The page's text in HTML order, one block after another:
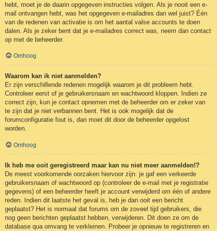
hebt, moet je de daarin opgegeven instructies volgen. Als je nooit een e-
mail ontvangen hebt, was het opgegeven e-mailadres dan wel juist? Één
van de redenen van activatie is om het aantal valse accounts te doen
dalen. Als je zeker bent dat je e-mailadres correct was, neem dan contact
op met de beheerder.
Omhoog
Waarom kan ik niet aanmelden?
Er zijn verschillende redenen mogelijk waarom je dit probleem hebt.
Controleer eerst of je gebruikersnaam en wachtwoord kloppen. Indien ze
correct zijn, kun je contact opnemen met de beheerder om er zeker van
te zijn dat je niet verbannen bent. Het is ook mogelijk dat de
forumconfiguratie fout is, dan moet dit door de beheerder opgelost
worden.
Omhoog
Ik heb me ooit geregistreerd maar kan nu niet meer aanmelden!?
De meest voorkomende oorzaken hiervoor zijn: je gaf een verkeerde
gebruikersnaam of wachtwoord op (controleer de e-mail met je registratie
gegevens) of een beheerder heeft je account verwijderd om één of andere
reden. Indien dit laatste het geval is, heb je dan ooit een bericht
geplaatst? Het is normaal dat forums om de zoveel tijd gebruikers, die
nog geen berichten geplaatst hebben, verwijderen. Dit doen ze om de
database qua omvang te verkleinen. Probeer je opnieuw te registreren en